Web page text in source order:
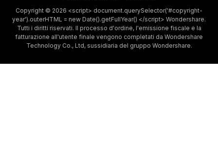
Copyright © 2026 <script> document.querySelector('#copyright-
year').outerHTML = new Date().getFullYear() </script> Wondershare.
Tutti i diritti riservati. Il processo d'ordine, l'emissione fiscale e la
fatturazione all'utente finale vengono completati da Wondershare
Technology Co., Ltd, sussidiaria del gruppo Wondershare.